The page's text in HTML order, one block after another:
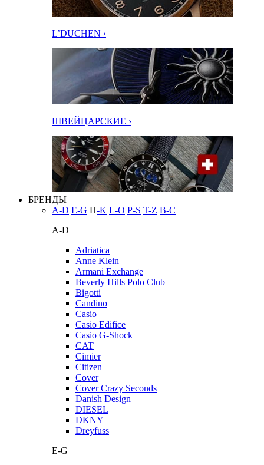
L’DUCHEN ›
ШВЕЙЦАРСКИЕ ›
БРЕНДЫ
A-D E-G H-K L-O P-S T-Z В-С
A-D
Adriatica
Anne Klein
Armani Exchange
Beverly Hills Polo Club
Bigotti
Candino
Casio
Casio Edifice
Casio G-Shock
CAT
Cimier
Citizen
Cover
Cover Crazy Seconds
Danish Design
DIESEL
DKNY
Dreyfuss
E-G